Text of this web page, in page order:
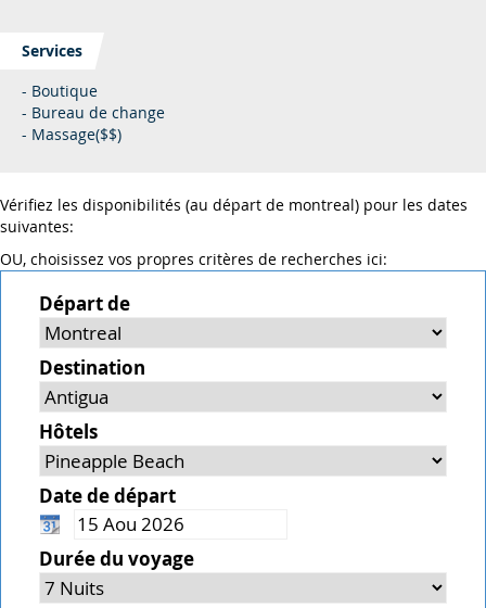
Services
- Boutique
- Bureau de change
- Massage($$)
Vérifiez les disponibilités (au départ de montreal) pour les dates
suivantes:
OU, choisissez vos propres critères de recherches ici:
Départ de
Destination
Hôtels
Date de départ
Durée du voyage